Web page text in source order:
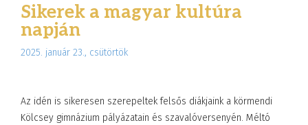
Sikerek a magyar kultúra
napján
2025. január 23., csütörtök
Az idén is sikeresen szerepeltek felsős diákjaink a körmendi
Kölcsey gimnázium pályázatain és szavalóversenyén. Méltó